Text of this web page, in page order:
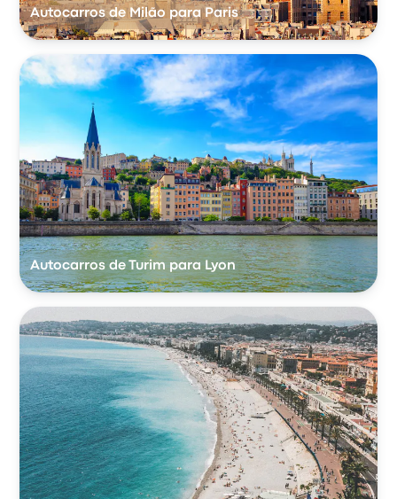
Autocarros de Milão para Paris
Autocarros de Turim para Lyon